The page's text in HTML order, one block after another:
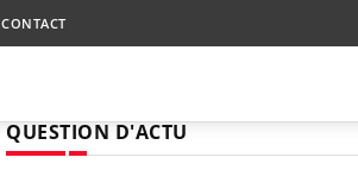
CONTACT
QUESTION D'ACTU